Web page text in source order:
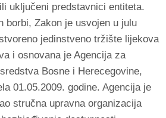
uključeni predstavnici entiteta.
borbi, Zakon je usvojen u julu
jedinstveno tržište lijekova
i osnovana je Agencija za
Bosne i Herecegovine,
01.05.2009. godine. Agencija je
stručna upravna organizacija